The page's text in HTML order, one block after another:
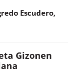
Escudero,
Gizonen